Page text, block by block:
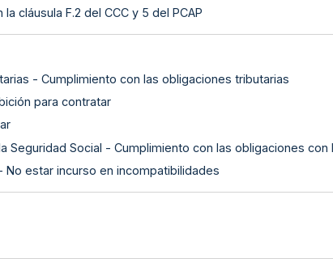
cláusula F.2 del CCC y 5 del PCAP
- Cumplimiento con las obligaciones tributarias
para contratar
Seguridad Social - Cumplimiento con las obligaciones con
estar incurso en incompatibilidades